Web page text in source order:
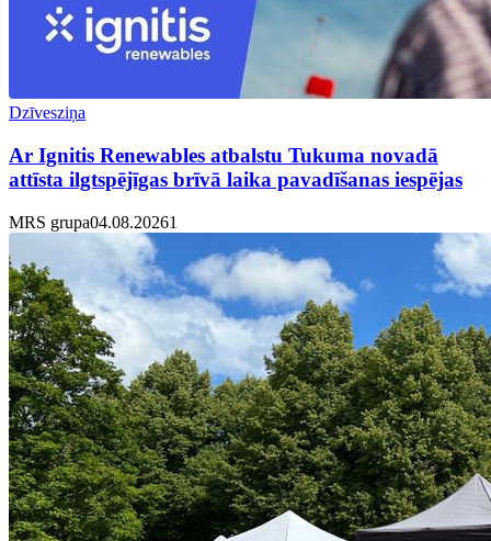
Dzīvesziņa
Ar Ignitis Renewables atbalstu Tukuma novadā
attīsta ilgtspējīgas brīvā laika pavadīšanas iespējas
MRS grupa04.08.20261